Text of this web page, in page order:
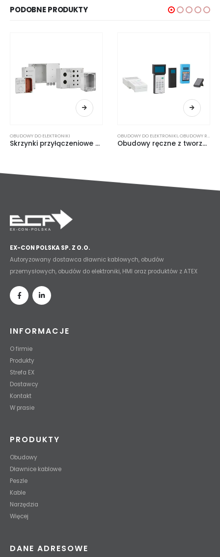
PODOBNE PRODUKTY
OBUDOWY DO ELEKTRONIKI
Skrzynki przyłączeniowe Euromas z tworzywa ABS/PC
OBUDOWY DO ELEKTRONIKI,OBUDOWY RĘCZNE
Obudowy ręczne z tworzywa sztucznego BOS
EX-CON POLSKA SP. Z O.O.
Autoryzowany dostawca dławnic kablowych, obudów
przemysłowych, obudów do elektroniki, HMI oraz produktów z ATEX
INFORMACJE
O firmie
Produkty
Strefa EX
Dostawcy
Kontakt
W prasie
PRODUKTY
Obudowy
Dławnice kablowe
Peszle
Kable
Narzędzia
Więcej
DANE ADRESOWE